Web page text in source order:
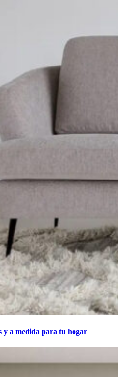
y a medida para tu hogar